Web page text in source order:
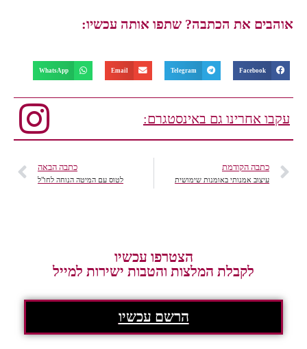
אוהבים את הכתבה? שתפו אותה עכשיו:
Facebook
Telegram
Email
WhatsApp
עקבו אחרינו גם באינסטגרם:
כתבה הקודמת
עיצוב אמנותי באומנות שימושית
כתבה הבאה
לטוס עם המיטה הנוחה לחו"ל
הצטרפו עכשיו
לקבלת המלצות והטבות ישירות למייל
הרשם עכשיו